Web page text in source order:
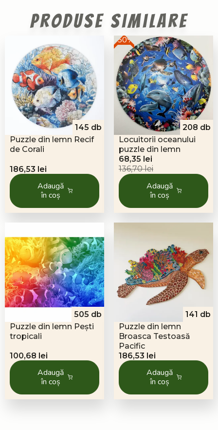
Produse similare
145 db
Puzzle din lemn Recif
de Corali
186,53 lei
Adaugă
în coș
-50%
208 db
Locuitorii oceanului
puzzle din lemn
136,70lei
Prețul
inițial
a
fost:
136,70 lei.
68,35 lei
Prețul
curent
este:
68,35 lei.Adaugă
în coș
505 db
Puzzle din lemn Pești
tropicali
100,68 lei
Adaugă
în coș
141 db
Puzzle din lemn
Broasca Testoasă
Pacific
186,53 lei
Adaugă
în coș